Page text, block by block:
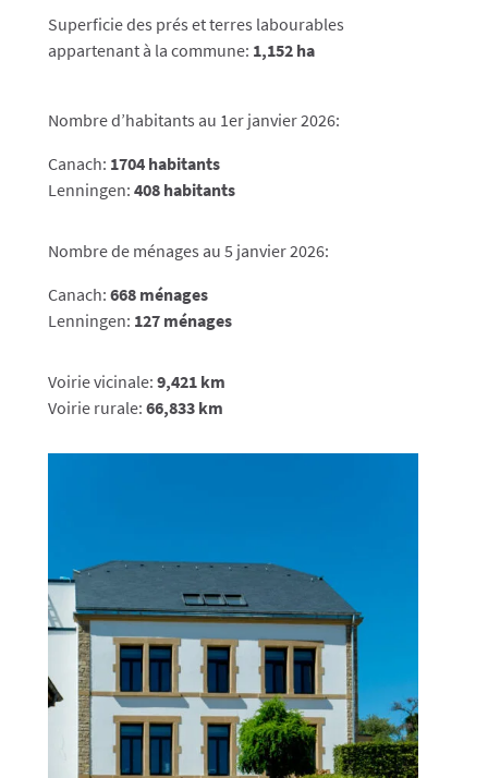
Superficie des prés et terres labourables
appartenant à la commune: 1,152 ha
Nombre d’habitants au 1er janvier 2026:
Canach: 1704 habitants
Lenningen: 408 habitants
Nombre de ménages au 5 janvier 2026:
Canach: 668 ménages
Lenningen: 127 ménages
Voirie vicinale: 9,421 km
Voirie rurale: 66,833 km